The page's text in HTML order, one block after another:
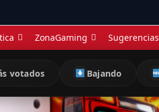
ZonaGaming Sugerencias
votados Bajando